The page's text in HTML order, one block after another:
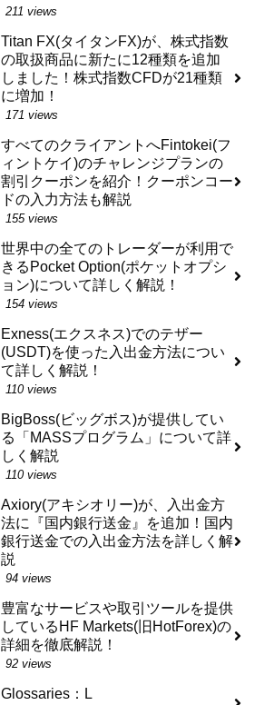
211 views
Titan FX(タイタンFX)が、株式指数
の取扱商品に新たに12種類を追加
しました！株式指数CFDが21種類
に増加！
171 views
すべてのクライアントへFintokei(フ
ィントケイ)のチャレンジプランの
割引クーポンを紹介！クーポンコー
ドの入力方法も解説
155 views
世界中の全てのトレーダーが利用で
きるPocket Option(ポケットオプシ
ョン)について詳しく解説！
154 views
Exness(エクスネス)でのテザー
(USDT)を使った入出金方法につい
て詳しく解説！
110 views
BigBoss(ビッグボス)が提供してい
る「MASSプログラム」について詳
しく解説
110 views
Axiory(アキシオリー)が、入出金方
法に『国内銀行送金』を追加！国内
銀行送金での入出金方法を詳しく解
説
94 views
豊富なサービスや取引ツールを提供
しているHF Markets(旧HotForex)の
詳細を徹底解説！
92 views
Glossaries：L